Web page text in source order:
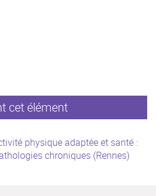
cet élément
physique adaptée et santé :
chroniques (Rennes)